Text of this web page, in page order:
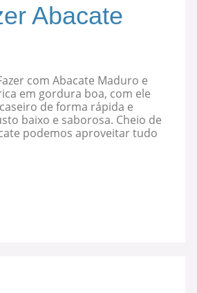
Abacate
com Abacate Maduro e
em gordura boa, com ele
de forma rápida e
baixo e saborosa. Cheio de
podemos aproveitar tudo